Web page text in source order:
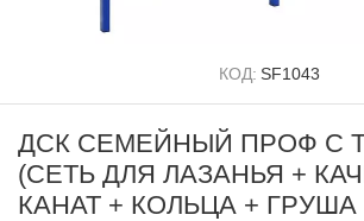
КОД: SF1043
ДСК СЕМЕЙНЫЙ ПРОФ С
(СЕТЬ ДЛЯ ЛАЗАНЬЯ +
КАНАТ + КОЛЬЦА + ГРУША